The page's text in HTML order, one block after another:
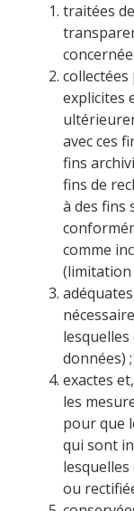
traitées
explicites
avec ces
fins
fins de
à des fins
comme
(limitation
données) ;
exactes
les
pour que
qui sont
ou